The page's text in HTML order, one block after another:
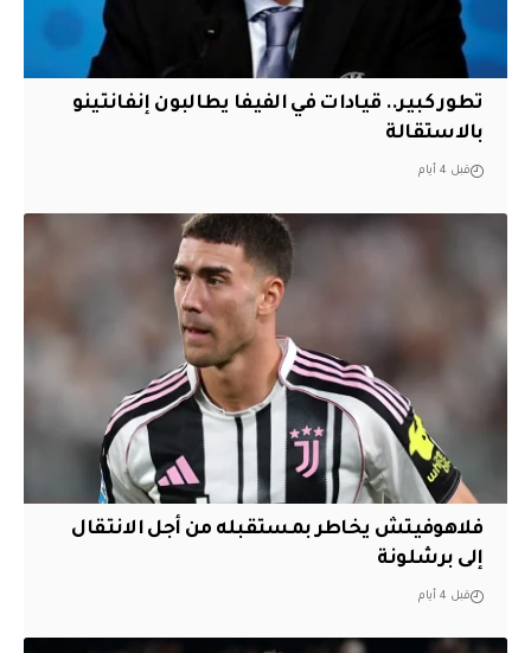
تطور كبير.. قيادات في الفيفا يطالبون إنفانتينو
بالاستقالة
قبل 4 أيام
فلاهوفيتش يخاطر بمستقبله من أجل الانتقال
إلى برشلونة
قبل 4 أيام